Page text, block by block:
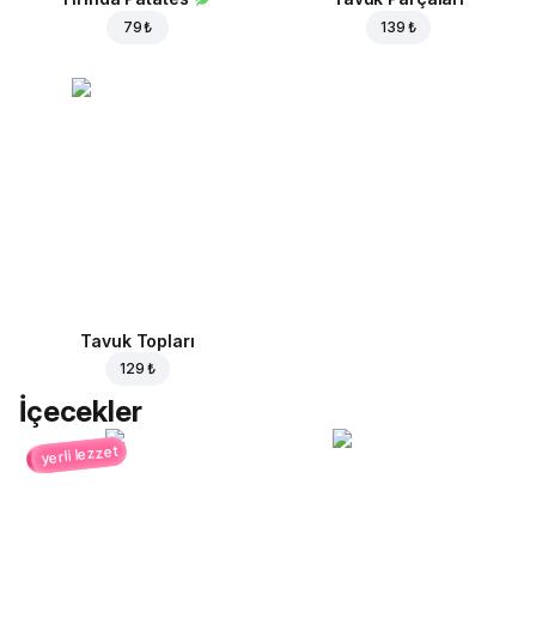
79 ₺ 139 ₺
Tavuk Topları
129 ₺
İçecekler
yerli lezzet